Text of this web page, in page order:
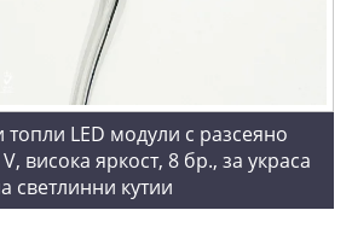
топли LED модули с разсеяно
висока яркост, 8 бр., за украса
светлинни кутии